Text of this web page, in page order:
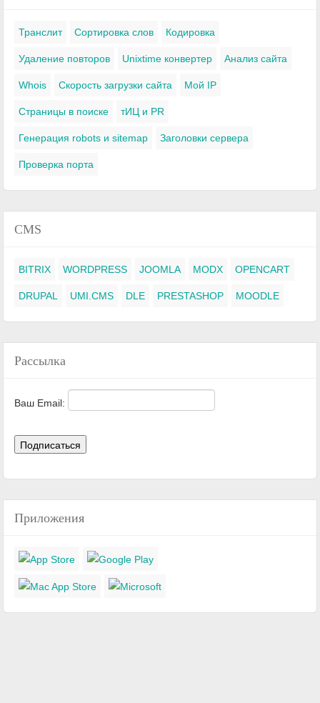
Транслит Сортировка слов Кодировка
Удаление повторов Unixtime конвертер Анализ сайта
Whois Скорость загрузки сайта Мой IP
Страницы в поиске тИЦ и PR
Генерация robots и sitemap Заголовки сервера
Проверка порта
CMS
BITRIX WORDPRESS JOOMLA MODX OPENCART
DRUPAL UMI.CMS DLE PRESTASHOP MOODLE
Рассылка
Ваш Email:
Приложения